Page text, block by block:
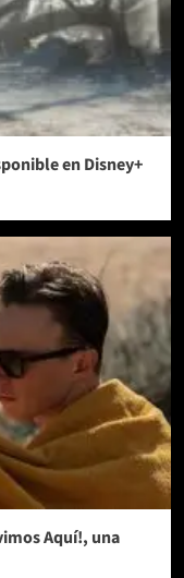
en Disney+
Aquí!, una